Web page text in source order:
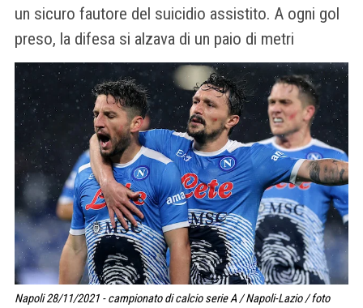
un sicuro fautore del suicidio assistito. A ogni gol
preso, la difesa si alzava di un paio di metri
Napoli 28/11/2021 - campionato di calcio serie A / Napoli-Lazio / foto